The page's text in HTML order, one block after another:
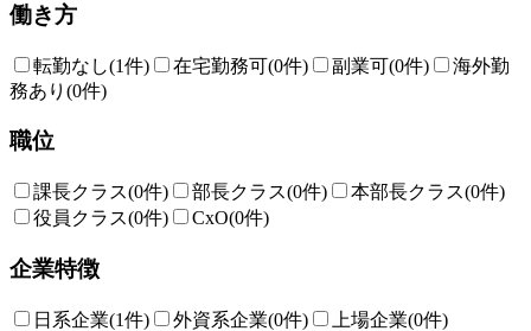
働き方
転勤なし(1件) 在宅勤務可(0件) 副業可(0件)
海外勤
務あり (0件)
職位
課長クラス(0件) 部長クラス(0件) 本部長クラス(0件)
役員クラス(0件) CxO(0件)
企業特徴
日系企業(1件) 外資系企業(0件) 上場企業(0件)